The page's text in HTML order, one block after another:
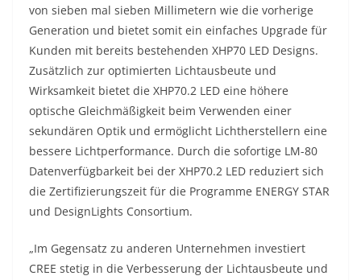
von sieben mal sieben Millimetern wie die vorherige
Generation und bietet somit ein einfaches Upgrade für
Kunden mit bereits bestehenden XHP70 LED Designs.
Zusätzlich zur optimierten Lichtausbeute und
Wirksamkeit bietet die XHP70.2 LED eine höhere
optische Gleichmäßigkeit beim Verwenden einer
sekundären Optik und ermöglicht Lichtherstellern eine
bessere Lichtperformance. Durch die sofortige LM-80
Datenverfügbarkeit bei der XHP70.2 LED reduziert sich
die Zertifizierungszeit für die Programme ENERGY STAR
und DesignLights Consortium.
„Im Gegensatz zu anderen Unternehmen investiert
CREE stetig in die Verbesserung der Lichtausbeute und